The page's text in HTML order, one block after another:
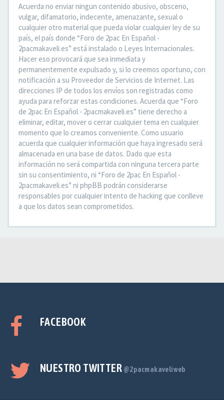
Acuerda no enviar ningun contenido abusivo, obsceno,
vulgar, difamatorio, indecente, amenazante, sexual o
cualquier otro material que pueda violar cualquier ley de su
país, el país donde “Foro de 2pac En Español -
2pacmakaveli.es” está instalado o Leyes Internacionales.
Hacer eso provocará que sea inmediata y
permanentemente expulsado y, si lo creemos oportuno, con
notificación a su Proveedor de Servicios de Internet. Las
direcciones IP de todos los envíos son registradas como
ayuda para reforzar estas condiciones. Acuerda que “Foro
de 2pac En Español - 2pacmakaveli.es” tiene derecho a
eliminar, editar, mover o cerrar cualquier tema en cualquier
momento que lo creamos conveniente. Como usuario
acuerda que cualquier información que haya ingresado será
almacenada en una base de datos. Dado que esta
información no será compartida con ninguna tercera parte
sin su consentimiento, ni “Foro de 2pac En Español -
2pacmakaveli.es” ni phpBB podrán considerarse
responsables por cualquier intento de hacking que conlleve
a que los datos sean comprometidos.
FACEBOOK
NUESTRO TWITTER @2pacmakaveliweb